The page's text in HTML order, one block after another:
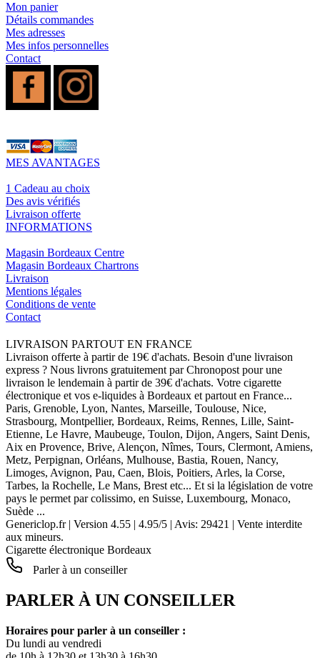
Mon panier
Détails commandes
Mes adresses
Mes infos personnelles
Contact
MES AVANTAGES
1 Cadeau au choix
Des avis vérifiés
Livraison offerte
INFORMATIONS
Magasin Bordeaux Centre
Magasin Bordeaux Chartrons
Livraison
Mentions légales
Conditions de vente
Contact
LIVRAISON PARTOUT EN FRANCE
Livraison offerte à partir de 19€ d'achats. Besoin d'une livraison
express ? Nous livrons gratuitement par Chronopost pour une
livraison le lendemain à partir de 39€ d'achats. Votre cigarette
électronique et vos e-liquides à Bordeaux et partout en France...
Paris, Grenoble, Lyon, Nantes, Marseille, Toulouse, Nice,
Strasbourg, Montpellier, Bordeaux, Reims, Rennes, Lille, Saint-
Etienne, Le Havre, Maubeuge, Toulon, Dijon, Angers, Saint Denis,
Aix en Provence, Brive, Alençon, Nîmes, Tours, Clermont, Amiens,
Metz, Perpignan, Orléans, Mulhouse, Bastia, Rouen, Nancy,
Limoges, Avignon, Pau, Caen, Blois, Poitiers, Arles, la Corse,
Tarbes, la Rochelle, Le Mans, Brest etc... Et si la législation de votre
pays le permet par colissimo, en Suisse, Luxembourg, Monaco,
Suède ...
Genericlop.fr| Version 4.55 | 4.95/5 | Avis: 29421 | Vente interdite
aux mineurs.
Cigarette électronique Bordeaux
Parler à un conseiller
PARLER À UN CONSEILLER
Horaires pour parler à un conseiller :
Du lundi au vendredi